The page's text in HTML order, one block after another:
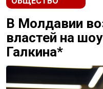
В Молдавии
властей на
Галкина*